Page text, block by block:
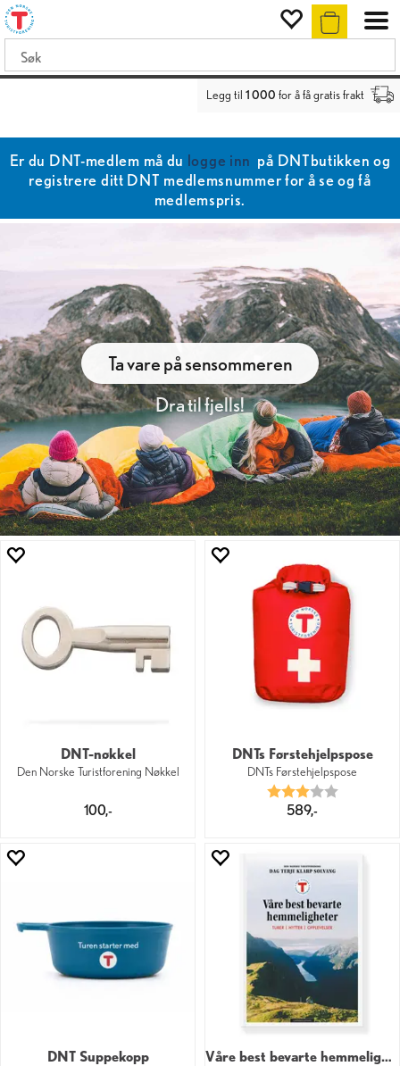
Legg til 1 000 for å få gratis frakt
Er du DNT-medlem må du logge inn på DNTbutikken og
registrere ditt DNT medlemsnummer for å se og få
medlemspris.
Ta vare på sensommeren
Dra til fjells!
DNT-nøkkel
Den Norske Turistforening Nøkkel
100,-
DNTs Førstehjelpspose
DNTs Førstehjelpspose
Karakter:
3.0 av 5
589,-
DNT Suppekopp Våre best bevarte hemmeligheter